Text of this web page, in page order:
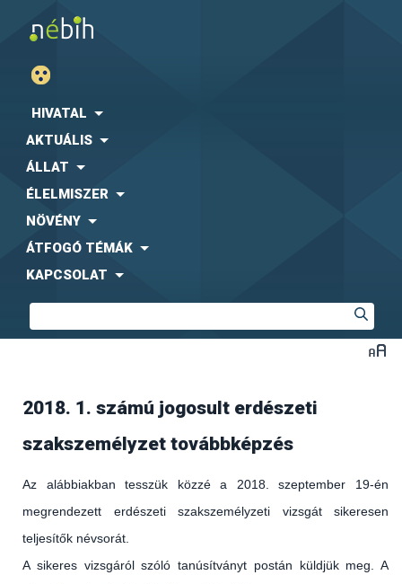
HIVATAL
AKTUÁLIS
ÁLLAT
ÉLELMISZER
NÖVÉNY
ÁTFOGÓ TÉMÁK
KAPCSOLAT
2018. 1. számú jogosult erdészeti
szakszemélyzet továbbképzés
Az alábbiakban tesszük közzé a 2018. szeptember 19-én
megrendezett erdészeti szakszemélyzeti vizsgát sikeresen
teljesítők névsorát.
A sikeres vizsgáról szóló tanúsítványt postán küldjük meg. A